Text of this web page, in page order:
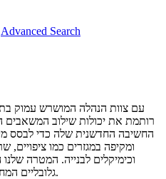
Advanced Search
עם צוות הנהלה המושרש עמוק
החשיבה החדשנית שלה כדי לבסס
ומקיפה במגזרים כמו ציפויים,
וכימיקלים לבנייה. המטרה
גלובליים המחפשים מגוון מגוון של מוצרים כימיים.